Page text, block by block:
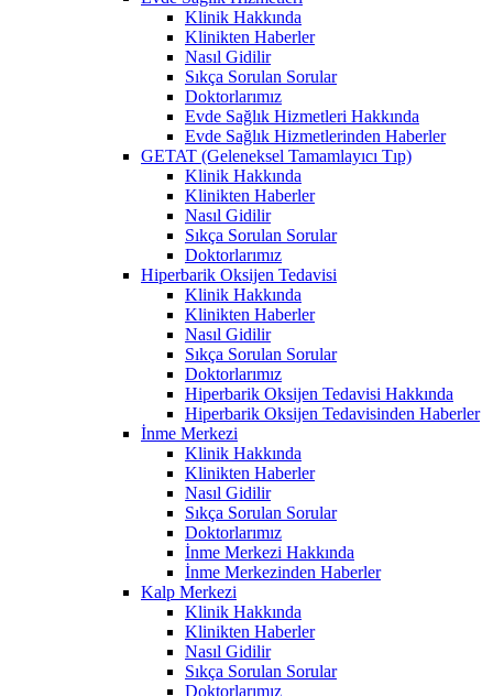
Klinik Hakkında
Klinikten Haberler
Nasıl Gidilir
Sıkça Sorulan Sorular
Doktorlarımız
Evde Sağlık Hizmetleri Hakkında
Evde Sağlık Hizmetlerinden Haberler
GETAT (Geleneksel Tamamlayıcı Tıp)
Klinik Hakkında
Klinikten Haberler
Nasıl Gidilir
Sıkça Sorulan Sorular
Doktorlarımız
Hiperbarik Oksijen Tedavisi
Klinik Hakkında
Klinikten Haberler
Nasıl Gidilir
Sıkça Sorulan Sorular
Doktorlarımız
Hiperbarik Oksijen Tedavisi Hakkında
Hiperbarik Oksijen Tedavisinden Haberler
İnme Merkezi
Klinik Hakkında
Klinikten Haberler
Nasıl Gidilir
Sıkça Sorulan Sorular
Doktorlarımız
İnme Merkezi Hakkında
İnme Merkezinden Haberler
Kalp Merkezi
Klinik Hakkında
Klinikten Haberler
Nasıl Gidilir
Sıkça Sorulan Sorular
Doktorlarımız